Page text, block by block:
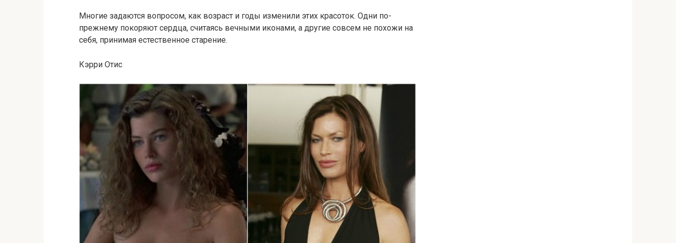
Многие задаются вопросом, как возраст и годы изменили этих красоток. Одни по-
прежнему покоряют сердца, считаясь вечными иконами, а другие совсем не похожи на
себя, принимая естественное старение.
Кэрри Отис